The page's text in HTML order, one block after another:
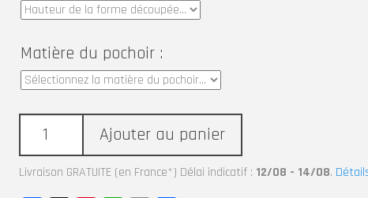
Matière du pochoir :
Ajouter au panier
Livraison GRATUITE (en France*) Délai indicatif : 12/08 - 14/08.